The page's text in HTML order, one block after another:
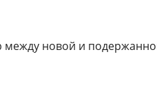
новой и